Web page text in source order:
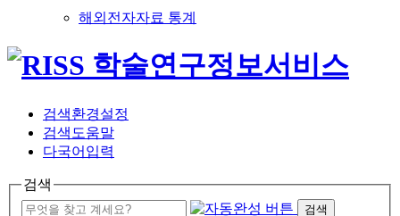
해외전자자료 통계
검색환경설정
검색도움말
다국어입력
검색
검색